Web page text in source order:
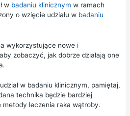
w badaniu klinicznym w ramach
o wzięcie udziału w badaniu
wykorzystujące nowe i
zobaczyć, jak dobrze działają one
w badaniu klinicznym, pamiętaj,
technika będzie bardziej
leczenia raka wątroby.